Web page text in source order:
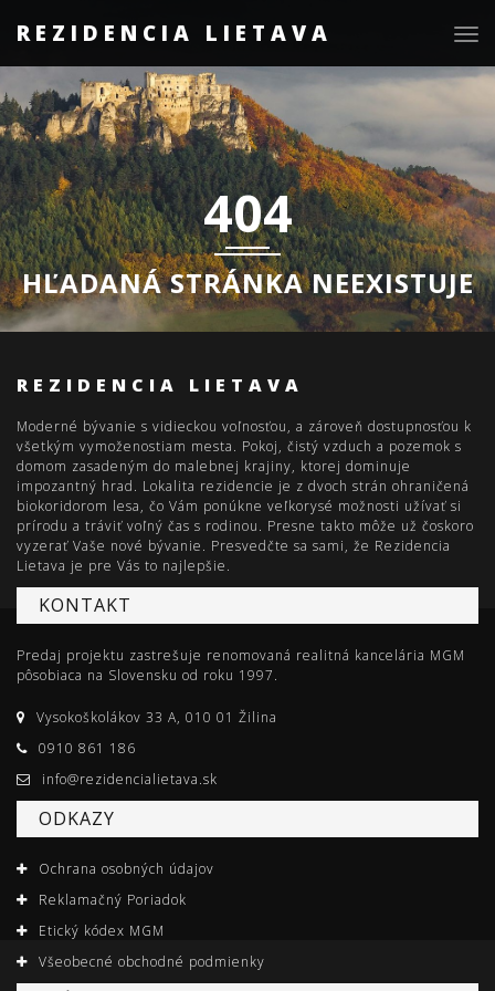
REZIDENCIA LIETAVA
404
HĽADANÁ STRÁNKA NEEXISTUJE
REZIDENCIA LIETAVA
Moderné bývanie s vidieckou voľnosťou, a zároveň dostupnosťou k
všetkým vymoženostiam mesta. Pokoj, čistý vzduch a pozemok s
domom zasadeným do malebnej krajiny, ktorej dominuje
impozantný hrad. Lokalita rezidencie je z dvoch strán ohraničená
biokoridorom lesa, čo Vám ponúkne veľkorysé možnosti užívať si
prírodu a tráviť voľný čas s rodinou. Presne takto môže už čoskoro
vyzerať Vaše nové bývanie. Presvedčte sa sami, že Rezidencia
Lietava je pre Vás to najlepšie.
KONTAKT
Predaj projektu zastrešuje renomovaná realitná kancelária MGM
pôsobiaca na Slovensku od roku 1997.
Vysokoškolákov 33 A, 010 01 Žilina
0910 861 186
info@rezidencialietava.sk
ODKAZY
Ochrana osobných údajov
Reklamačný Poriadok
Etický kódex MGM
Všeobecné obchodné podmienky